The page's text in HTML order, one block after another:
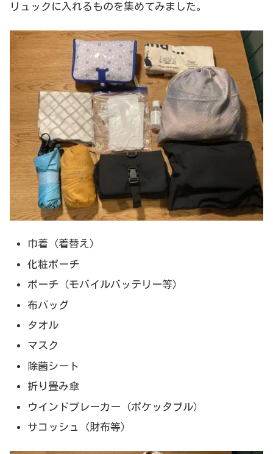
リュックに入れるものを集めてみました。
巾着（着替え）
化粧ポーチ
ポーチ（モバイルバッテリー等）
布バッグ
タオル
マスク
除菌シート
折り畳み傘
ウインドブレーカー（ポケッタブル）
サコッシュ（財布等）